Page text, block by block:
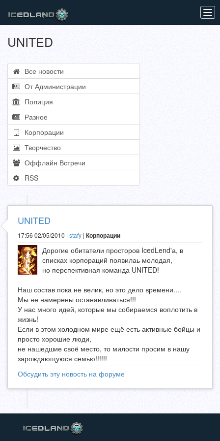
UNITED
Все новости
От Администрации
Полиция
Разное
Корпорации
Творчество
Оффлайн Встречи
RSS
UNITED
17:56 02/05/2010 | stafy | Корпорации
Дорогие обитатели просторов IcedLend'а, в
списках корпораций появилаь молодая,
но перспективная команда UNITED!
Наш состав пока не велик, но это дело времени....
Мы не намерены останавливаться!!!
У нас много идей, которые мы собираемся воплотить в
жизнь!
Если в этом холодном мире ещё есть активные бойцы и
просто хорошие люди,
не нашедшие своё место, то милости просим в нашу
зарождающуюся семью!!!!!!
Обсудить эту новость на форуме